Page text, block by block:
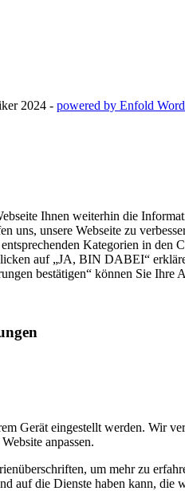
2024 - powered by Enfold
Ihnen weiterhin die
uns, unsere Webseite zu
Kategorien in
auf „JA, BIN DABEI“
bestätigen“ können Sie Ihre
Gerät eingestellt werden. Wir
anpassen.
um mehr zu
auf die Dienste haben kann, die